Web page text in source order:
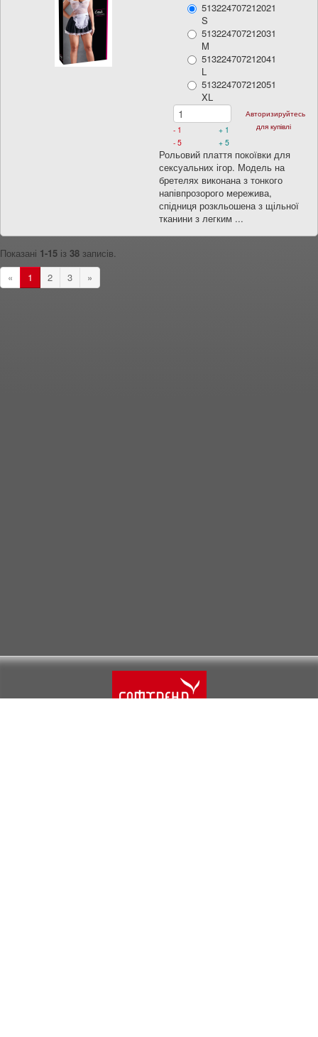
513224707212021
S
513224707212031
M
513224707212041
L
513224707212051
XL
+ 1
- 1
- 5
+ 5
Авторизируйтесь
для купівлі
Рольовий плаття покоївки для
сексуальних ігор. Модель на
бретелях виконана з тонкого
напівпрозорого мережива,
спідниця розкльошена з щільної
тканини з легким ...
Показані 1-15 із 38 записів.
«
1 2 3 »